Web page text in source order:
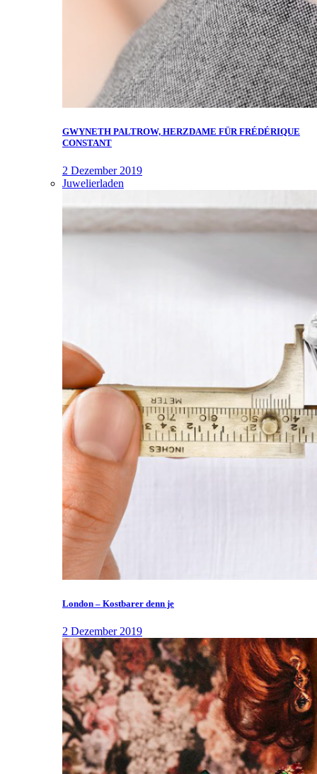
GWYNETH PALTROW, HERZDAME FÜR FRÉDÉRIQUE
CONSTANT
2 Dezember 2019
Juwelierladen
London – Kostbarer denn je
2 Dezember 2019